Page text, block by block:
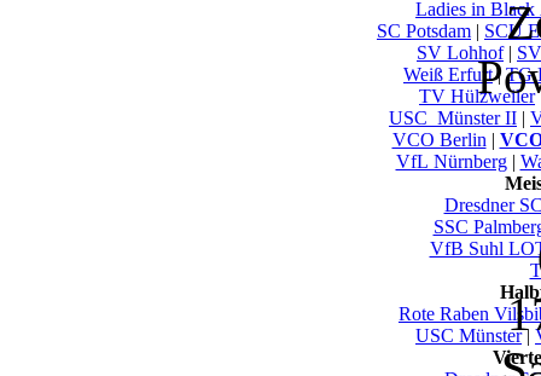
Ladies in Black
SC Potsdam | SCU
SV Lohhof|
Weiß Erfurt|TG
TV Hülzweiler
USC_Münster II |
VCO Berlin |
VfL Nürnberg|
Dresdner
SSC
VfB Suhl
Rote Raben
USC Münster|